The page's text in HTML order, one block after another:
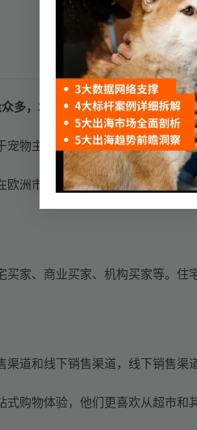
多，北美市场份额最大。”
宠物主人对保持猫卫生的创新产品
欧洲市场占有 27.8%的份额，预计
买家、商业买家、机构买家等。住
渠道和线下销售渠道，线下销售渠
式购物体验，他们更喜欢从超市和